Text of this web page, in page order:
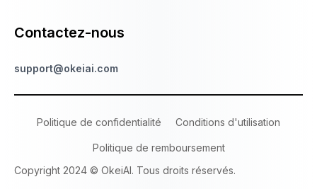
Contactez-nous
support@okeiai.com
Copyright 2024 © OkeiAI. Tous droits réservés.
Politique de confidentialité Conditions d'utilisation
Politique de remboursement